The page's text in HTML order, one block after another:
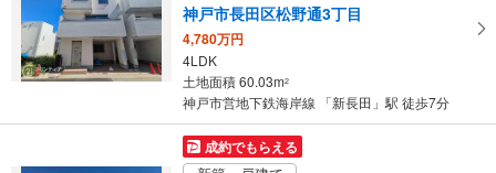
神戸市長田区松野通3丁目
4,780万円
4LDK
土地面積 60.03m2
神戸市営地下鉄海岸線 「新長田」駅 徒歩7分
成約でもらえる